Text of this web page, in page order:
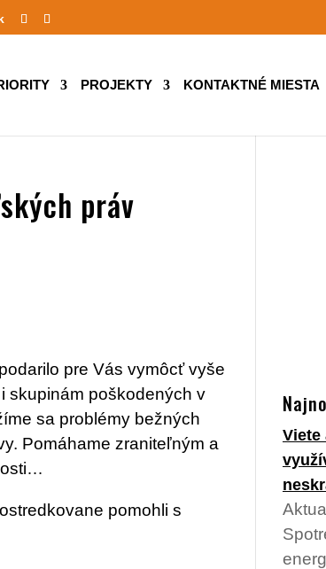
PROJEKTY KONTAKTNÉ MIESTA
práv
pre Vás vymôcť vyše
skupinám poškodených v
sa problémy bežných
Pomáhame zraniteľným a
pomohli s
Viete